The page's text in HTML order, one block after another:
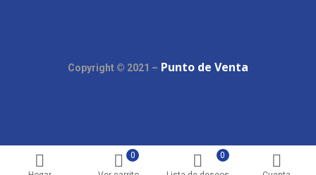
0
0
Copyright © 2021 – Punto de Venta